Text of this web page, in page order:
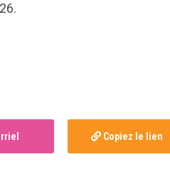
Copiez le lien